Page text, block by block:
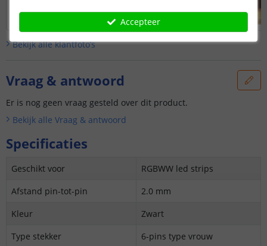
Bekijk alleklantfoto’s
Vraag & antwoord
Er is nog geen vraag gesteld over dit product.
Bekijk alle Vraag & antwoord
Specificaties
Geschikt voor
RGBWW led strips
Afstand pin-tot-pin
2.0 mm
Kleur
Zwart
Type stekker
6-pins type vrouw
Accepteer